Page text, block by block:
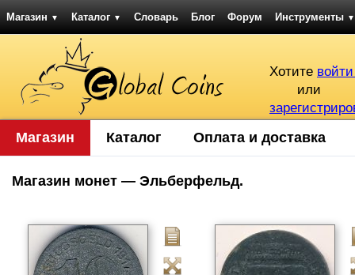
Магазин ▼ Каталог ▼ Словарь Блог Форум Инструменты ▼
Хотите
или
Магазин Каталог Оплата и доставка
Магазин монет — Эльберфельд.